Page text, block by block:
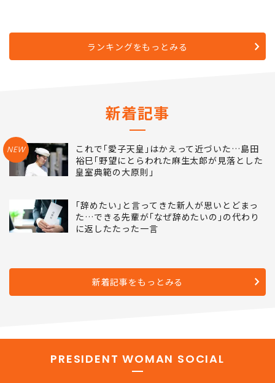
ランキングをもっとみる
新着記事
NEW
これで｢愛子天皇｣はかえって近づいた…島田
裕巳｢野望にとらわれた麻生太郎が見落とした
皇室典範の大原則｣
｢辞めたい｣と言ってきた新人が思いとどまっ
た…できる先輩が｢なぜ辞めたいの｣の代わり
に返したたった一言
新着記事をもっとみる
PRESIDENT WOMAN SOCIAL